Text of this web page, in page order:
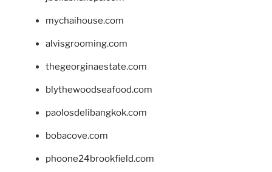
mychaihouse.com
alvisgrooming.com
thegeorginaestate.com
blythewoodseafood.com
paolosdelibangkok.com
bobacove.com
phoone24brookfield.com